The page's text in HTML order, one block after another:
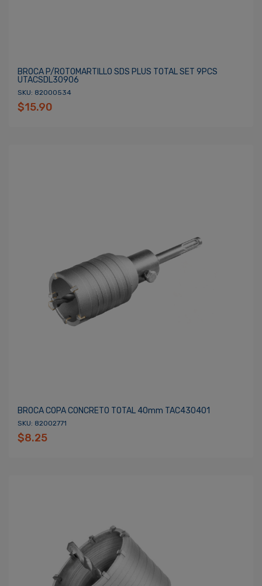
BROCA P/ROTOMARTILLO SDS PLUS TOTAL SET 9PCS
UTACSDL30906
SKU: 82000534
$15.90
BROCA COPA CONCRETO TOTAL 40mm TAC430401
SKU: 82002771
$8.25